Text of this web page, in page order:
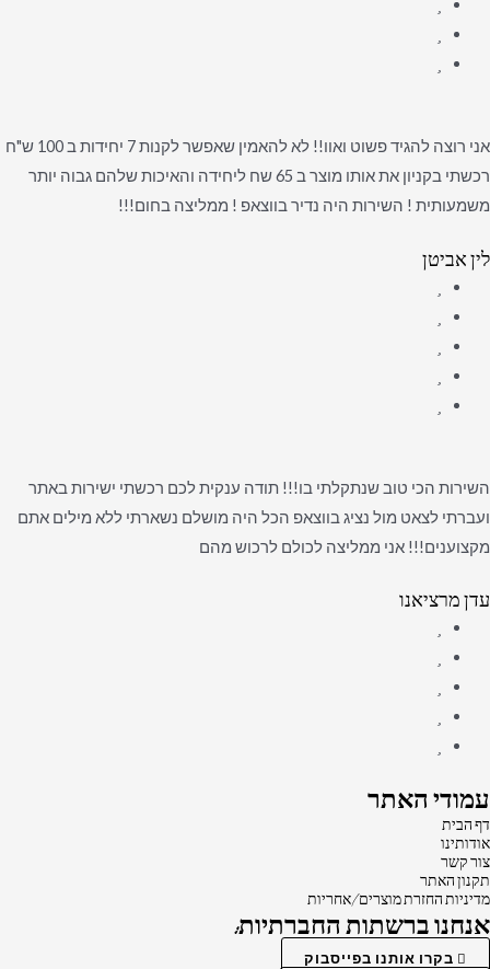
אני רוצה להגיד פשוט ואוו!! לא להאמין שאפשר לקנות 7 יחידות ב 100 ש"ח
רכשתי בקניון את אותו מוצר ב 65 שח ליחידה והאיכות שלהם גבוה יותר
משמעותית ! השירות היה נדיר בווצאפ ! ממליצה בחום!!!
לין אביטן
השירות הכי טוב שנתקלתי בו!!! תודה ענקית לכם רכשתי ישירות באתר
ועברתי לצאט מול נציג בווצאפ הכל היה מושלם נשארתי ללא מילים אתם
מקצוענים!!! אני ממליצה לכולם לרכוש מהם
עדן מרציאנו
עמודי האתר
דף הבית
אודותינו
צור קשר
תקנון האתר
מדיניות החזרת מוצרים/אחריות
אנחנו ברשתות החברתיות:
בקרו אותנו בפייסבוק